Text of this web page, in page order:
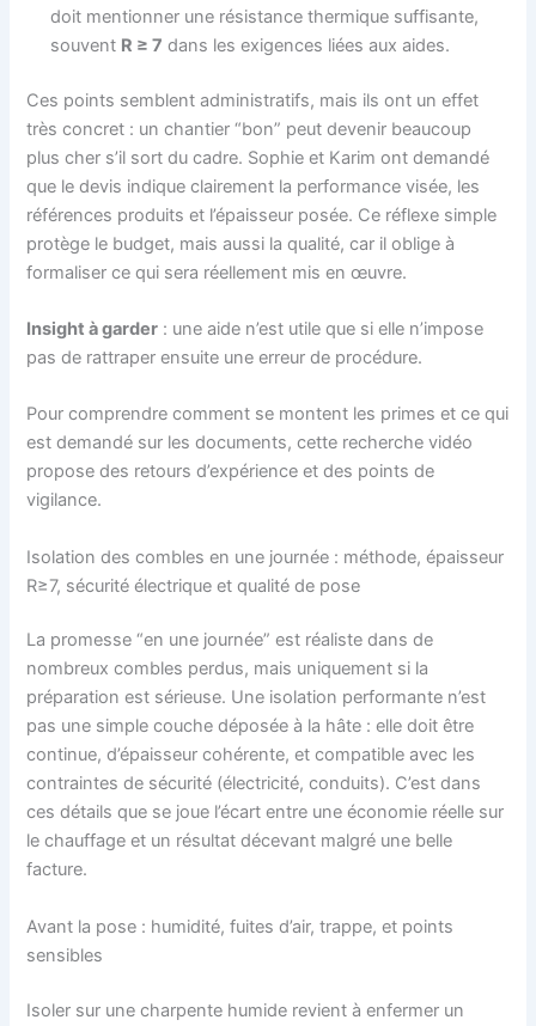
doit mentionner une résistance thermique suffisante,
souvent R ≥ 7 dans les exigences liées aux aides.
Ces points semblent administratifs, mais ils ont un effet
très concret : un chantier “bon” peut devenir beaucoup
plus cher s’il sort du cadre. Sophie et Karim ont demandé
que le devis indique clairement la performance visée, les
références produits et l’épaisseur posée. Ce réflexe simple
protège le budget, mais aussi la qualité, car il oblige à
formaliser ce qui sera réellement mis en œuvre.
Insight à garder : une aide n’est utile que si elle n’impose
pas de rattraper ensuite une erreur de procédure.
Pour comprendre comment se montent les primes et ce qui
est demandé sur les documents, cette recherche vidéo
propose des retours d’expérience et des points de
vigilance.
Isolation des combles en une journée : méthode, épaisseur
R≥7, sécurité électrique et qualité de pose
La promesse “en une journée” est réaliste dans de
nombreux combles perdus, mais uniquement si la
préparation est sérieuse. Une isolation performante n’est
pas une simple couche déposée à la hâte : elle doit être
continue, d’épaisseur cohérente, et compatible avec les
contraintes de sécurité (électricité, conduits). C’est dans
ces détails que se joue l’écart entre une économie réelle sur
le chauffage et un résultat décevant malgré une belle
facture.
Avant la pose : humidité, fuites d’air, trappe, et points
sensibles
Isoler sur une charpente humide revient à enfermer un